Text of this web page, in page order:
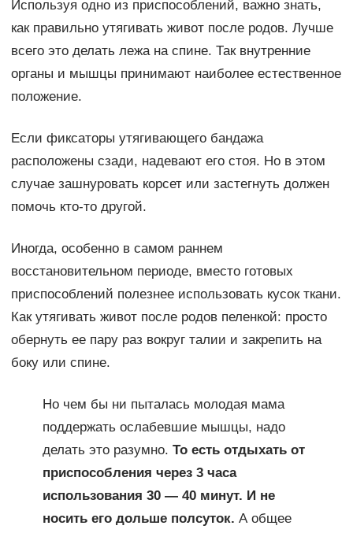
Используя одно из приспособлений, важно знать,
как правильно утягивать живот после родов. Лучше
всего это делать лежа на спине. Так внутренние
органы и мышцы принимают наиболее естественное
положение.
Если фиксаторы утягивающего бандажа
расположены сзади, надевают его стоя. Но в этом
случае зашнуровать корсет или застегнуть должен
помочь кто-то другой.
Иногда, особенно в самом раннем
восстановительном периоде, вместо готовых
приспособлений полезнее использовать кусок ткани.
Как утягивать живот после родов пеленкой: просто
обернуть ее пару раз вокруг талии и закрепить на
боку или спине.
Но чем бы ни пыталась молодая мама
поддержать ослабевшие мышцы, надо
делать это разумно. То есть отдыхать от
приспособления через 3 часа
использования 30 — 40 минут. И не
носить его дольше полсуток. А общее